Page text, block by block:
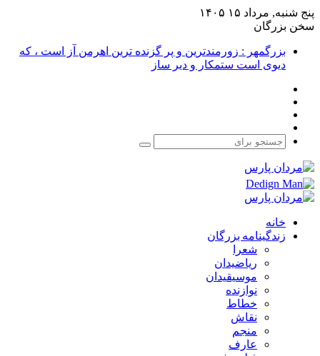
پنج شنبه, مرداد ۱۵ ۱۴۰۵
سخن بزرگان
بزرگمهر : زورمندترین و پر گزنده ترین اهرمن آز است ، که
دیوی است ستمکار و دیر ساز
جستجو
خانه
زندگینامه بزرگان
شعرا
ریاضیدان
موسیقیدان
نوازنده
خطاط
نقاش
منجم
عارف